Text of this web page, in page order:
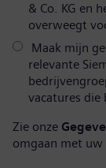
& Co. KG en
overweegt
Maak mijn
relevante
vacatures die
Zie onze
omgaan met uw